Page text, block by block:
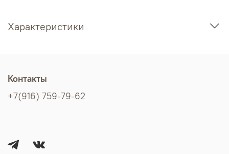
Характеристики
Контакты
+7(916) 759-79-62